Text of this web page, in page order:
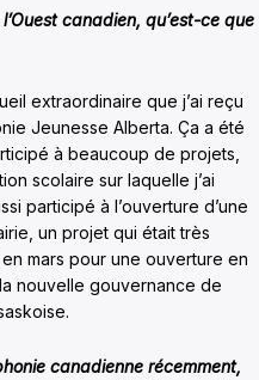
canadien, qu’est-ce que
extraordinaire que j’ai reçu
Jeunesse Alberta. Ça a été
à beaucoup de projets,
scolaire sur laquelle j’ai
participé à l’ouverture d’une
un projet qui était très
mars pour une ouverture en
nouvelle gouvernance de
canadienne récemment,